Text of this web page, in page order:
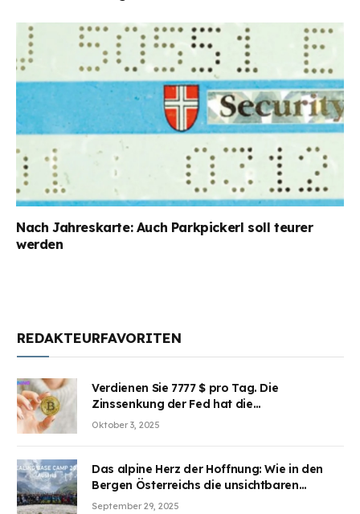
Nach Jahreskarte: Auch Parkpickerl soll teurer
werden
REDAKTEURFAVORITEN
Verdienen Sie 7777 $ pro Tag. Die
Zinssenkung der Fed hat die
Aufmerksamkeit des Marktes erregt.
Oktober 3, 2025
Das alpine Herz der Hoffnung: Wie in den
Bergen Österreichs die unsichtbaren
Wunden des Kriegesheilen
September 29, 2025